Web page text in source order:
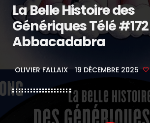
La Belle Histoire des
Génériques Télé
Abbacadabra
OLIVIER FALLAIX 19 DÉCEMBRE 2025